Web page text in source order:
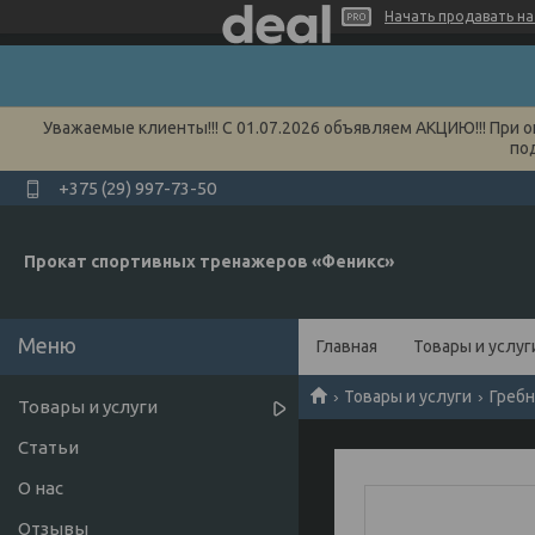
Начать продавать
Уважаемые клиенты!!! С 01.07.2026 объявляем АКЦИЮ!!! При
+375 (29) 997-73-50
Прокат спортивных тренажеров «Феникс»
Главная Товары и
Товары и услуги
Товары и услуги
Статьи
О нас
Отзывы